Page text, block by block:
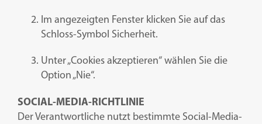
Im angezeigten Fenster klicken Sie auf das
Schloss-Symbol Sicherheit.
Unter „Cookies akzeptieren“ wählen Sie die
Option „Nie“.
SOCIAL-MEDIA-RICHTLINIE
Der Verantwortliche nutzt bestimmte Social-Media-